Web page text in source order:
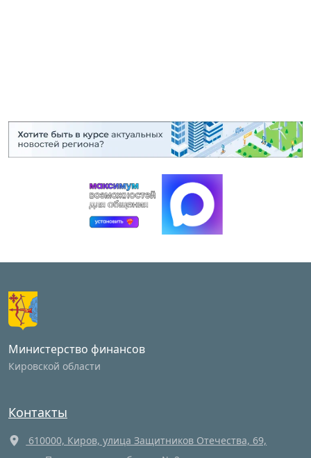
Министерство финансов
Кировской области
Контакты
610000, Киров, улица Защитников Отечества, 69,